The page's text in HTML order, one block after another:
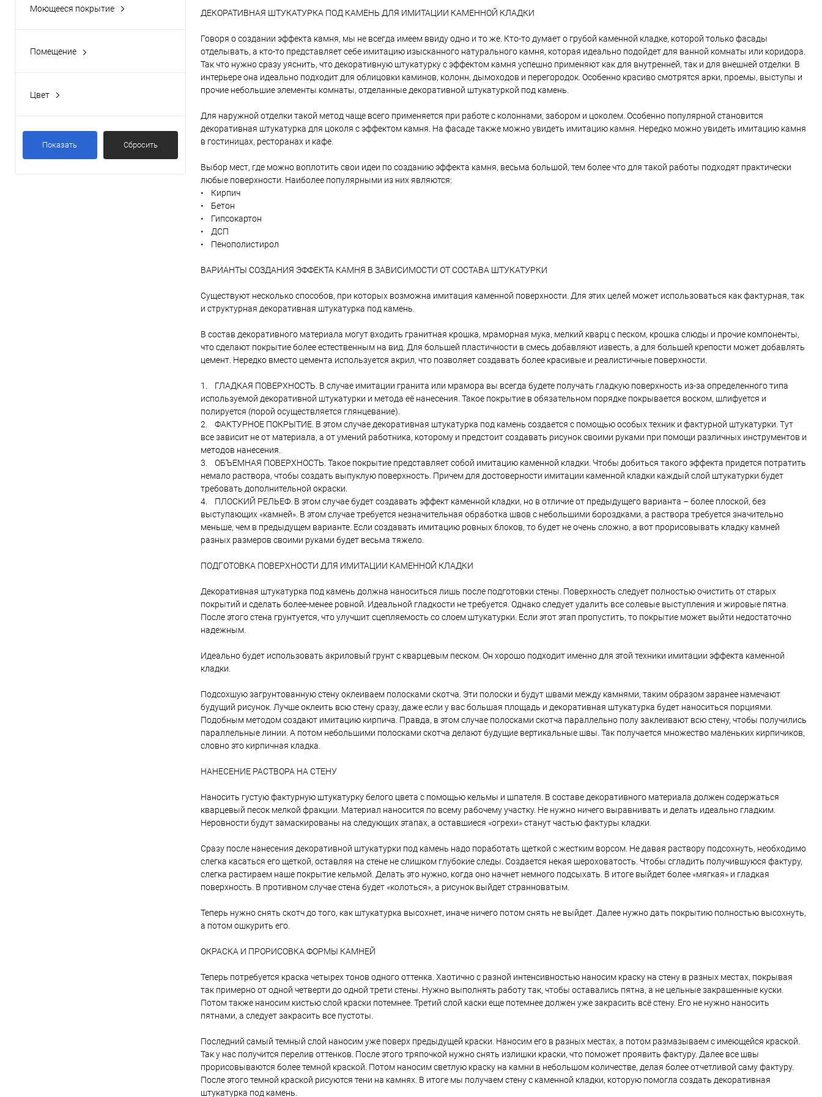
Моющееся покрытие
Помещение
Цвет
A (белая, светлые тона)(1)
Показать Сбросить
Optimist-Elite Тибуртин,
акриловый, Материал для
Купить в 1 клик Сравнение
В избранное В наличии
15 кг
Элемент каталога:
Декоративное покрытие
Optimist-Elite Саванна D727,
акриловая, для наружных и
внутренних работ
Купить в 1 клик Сравнение
В избранное В наличии
15 кг
Белый
Купить в 1 клик Сравнение
В избранное В наличии
Купить в 1 клик Сравнение
В избранное В наличии
15 кг
Decorazza Rustic Эффект
необработанного камня
ДЕКОРАТИВНАЯ ШТУКАТУРКА ПОД КАМЕНЬ ДЛЯ ИМИТАЦИИ КАМЕННОЙ КЛАДКИ
Говоря о создании эффекта камня, мы не всегда имеем ввиду одно и то же. Кто-то думает о грубой каменной кладке, которой только фасады
отделывать, а кто-то представляет себе имитацию изысканного натурального камня, которая идеально подойдет для ванной комнаты или коридора.
Так что нужно сразу уяснить, что декоративную штукатурку с эффектом камня успешно применяют как для внутренней, так и для внешней отделки. В
интерьере она идеально подходит для облицовки каминов, колонн, дымоходов и перегородок. Особенно красиво смотрятся арки, проемы, выступы и
прочие небольшие элементы комнаты, отделанные декоративной штукатуркой под камень.
Для наружной отделки такой метод чаще всего применяется при работе с колоннами, забором и цоколем. Особенно популярной становится
декоративная штукатурка для цоколя с эффектом камня. На фасаде также можно увидеть имитацию камня. Нередко можно увидеть имитацию камня
в гостиницах, ресторанах и кафе.
Выбор мест, где можно воплотить свои идеи по созданию эффекта камня, весьма большой, тем более что для такой работы подходят практически
любые поверхности. Наиболее популярными из них являются:
• Кирпич
• Бетон
• Гипсокартон
• ДСП
• Пенополистирол
ВАРИАНТЫ СОЗДАНИЯ ЭФФЕКТА КАМНЯ В ЗАВИСИМОСТИ ОТ СОСТАВА ШТУКАТУРКИ
Существуют несколько способов, при которых возможна имитация каменной поверхности. Для этих целей может использоваться как фактурная, так
и структурная декоративная штукатурка под камень.
В состав декоративного материала могут входить гранитная крошка, мраморная мука, мелкий кварц с песком, крошка слюды и прочие компоненты,
что сделают покрытие более естественным на вид. Для большей пластичности в смесь добавляют известь, а для большей крепости может добавлять
цемент. Нередко вместо цемента используется акрил, что позволяет создавать более красивые и реалистичные поверхности.
1. ГЛАДКАЯ ПОВЕРХНОСТЬ. В случае имитации гранита или мрамора вы всегда будете получать гладкую поверхность из-за определенного типа
используемой декоративной штукатурки и метода её нанесения. Такое покрытие в обязательном порядке покрывается воском, шлифуется и
полируется (порой осуществляется глянцевание).
2. ФАКТУРНОЕ ПОКРЫТИЕ. В этом случае декоративная штукатурка под камень создается с помощью особых техник и фактурной штукатурки. Тут
все зависит не от материала, а от умений работника, которому и предстоит создавать рисунок своими руками при помощи различных инструментов и
методов нанесения.
3. ОБЪЕМНАЯ ПОВЕРХНОСТЬ. Такое покрытие представляет собой имитацию каменной кладки. Чтобы добиться такого эффекта придется потратить
немало раствора, чтобы создать выпуклую поверхность. Причем для достоверности имитации каменной кладки каждый слой штукатурки будет
требовать дополнительной окраски.
4. ПЛОСКИЙ РЕЛЬЕФ. В этом случае будет создавать эффект каменной кладки, но в отличие от предыдущего варианта – более плоской, без
выступающих «камней». В этом случае требуется незначительная обработка швов с небольшими бороздками, а раствора требуется значительно
меньше, чем в предыдущем варианте. Если создавать имитацию ровных блоков, то будет не очень сложно, а вот прорисовывать кладку камней
разных размеров своими руками будет весьма тяжело.
ПОДГОТОВКА ПОВЕРХНОСТИ ДЛЯ ИМИТАЦИИ КАМЕННОЙ КЛАДКИ
Декоративная штукатурка под камень должна наноситься лишь после подготовки стены. Поверхность следует полностью очистить от старых
покрытий и сделать более-менее ровной. Идеальной гладкости не требуется. Однако следует удалить все солевые выступления и жировые пятна.
После этого стена грунтуется, что улучшит сцепляемость со слоем штукатурки. Если этот этап пропустить, то покрытие может выйти недостаточно
надежным.
Идеально будет использовать акриловый грунт с кварцевым песком. Он хорошо подходит именно для этой техники имитации эффекта каменной
кладки.
Подсохшую загрунтованную стену оклеиваем полосками скотча. Эти полоски и будут швами между камнями, таким образом заранее намечают
будущий рисунок. Лучше оклеить всю стену сразу, даже если у вас большая площадь и декоративная штукатурка будет наноситься порциями.
Подобным методом создают имитацию кирпича. Правда, в этом случае полосками скотча параллельно полу заклеивают всю стену, чтобы получились
параллельные линии. А потом небольшими полосками скотча делают будущие вертикальные швы. Так получается множество маленьких кирпичиков,
словно это кирпичная кладка.
НАНЕСЕНИЕ РАСТВОРА НА СТЕНУ
Наносить густую фактурную штукатурку белого цвета с помощью кельмы и шпателя. В составе декоративного материала должен содержаться
кварцевый песок мелкой фракции. Материал наносится по всему рабочему участку. Не нужно ничего выравнивать и делать идеально гладким.
Неровности будут замаскированы на следующих этапах, а оставшиеся «огрехи» станут частью фактуры кладки.
Сразу после нанесения декоративной штукатурки под камень надо поработать щеткой с жестким ворсом. Не давая раствору подсохнуть, необходимо
слегка касаться его щеткой, оставляя на стене не слишком глубокие следы. Создается некая шероховатость. Чтобы сгладить получившуюся фактуру,
слегка растираем наше покрытие кельмой. Делать это нужно, когда оно начнет немного подсыхать. В итоге выйдет более «мягкая» и гладкая
поверхность. В противном случае стена будет «колоться», а рисунок выйдет странноватым.
Теперь нужно снять скотч до того, как штукатурка высохнет, иначе ничего потом снять не выйдет. Далее нужно дать покрытию полностью высохнуть,
а потом ошкурить его.
ОКРАСКА И ПРОРИСОВКА ФОРМЫ КАМНЕЙ
Теперь потребуется краска четырех тонов одного оттенка. Хаотично с разной интенсивностью наносим краску на стену в разных местах, покрывая
так примерно от одной четверти до одной трети стены. Нужно выполнять работу так, чтобы оставались пятна, а не цельные закрашенные куски.
Потом также наносим кистью слой краски потемнее. Третий слой каски еще потемнее должен уже закрасить всё стену. Его не нужно наносить
пятнами, а следует закрасить все пустоты.
Последний самый темный слой наносим уже поверх предыдущей краски. Наносим его в разных местах, а потом размазываем с имеющейся краской.
Так у нас получится перелив оттенков. После этого тряпочкой нужно снять излишки краски, что поможет проявить фактуру. Далее все швы
прорисовываются более темной краской. Потом наносим светлую краску на камни в небольшом количестве, делая более отчетливой саму фактуру.
После этого темной краской рисуются тени на камнях. В итоге мы получаем стену с каменной кладки, которую помогла создать декоративная
штукатурка под камень.